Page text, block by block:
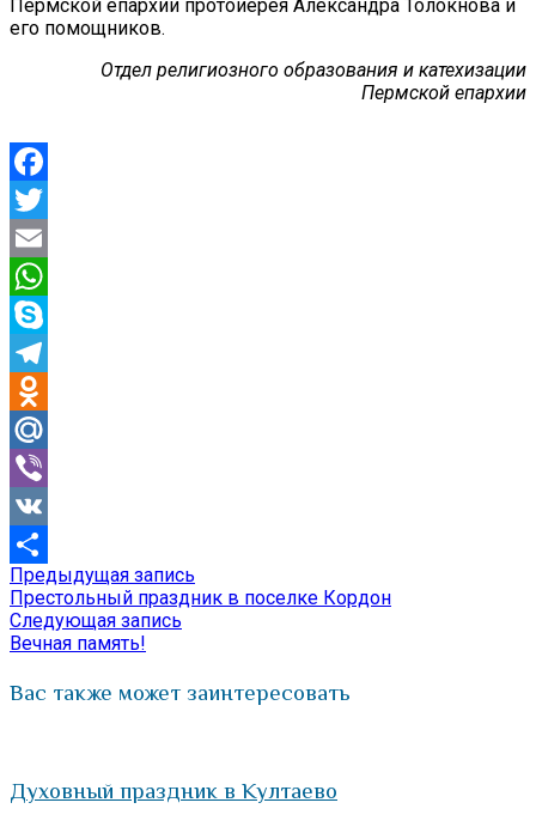
Пермской епархии протоиерея Александра Толокнова и
его помощников.
Отдел религиозного образования и катехизации
Пермской епархии
Facebook
Twitter
Email
WhatsApp
Skype
Telegram
Odnoklassniki
Mail.Ru
Viber
VK
Отправить
Навигация
по
записям
Предыдущая запись
запись:
Престольный праздник в поселке Кордон
Следующая запись
Вечная память!
Вас также может заинтересовать
Духовный праздник в Култаево